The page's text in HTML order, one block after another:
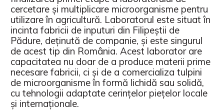
cercetare și multiplicare microorganisme pentru
utilizare în agricultură. Laboratorul este situat în
incinta fabricii de inputuri din Filipeștii de
Pădure, deținută de companie, și este singurul
de acest tip din România. Acest laborator are
capacitatea nu doar de a produce materii prime
necesare fabricii, ci și de a comercializa tulpini
de microorganisme în formă lichidă sau solidă,
cu tehnologii adaptate cerințelor piețelor locale
și internaționale.